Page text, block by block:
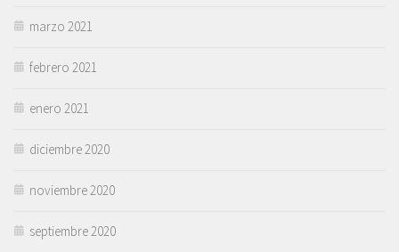
marzo 2021
febrero 2021
enero 2021
diciembre 2020
noviembre 2020
septiembre 2020